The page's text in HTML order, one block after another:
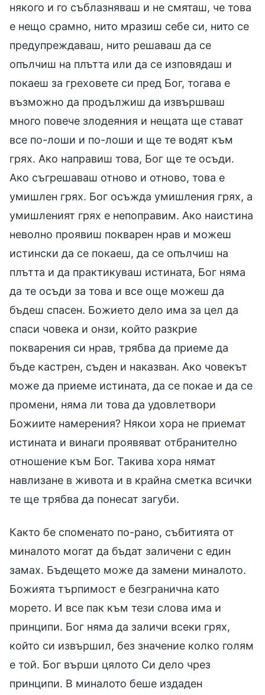
някого и го съблазняваш и не смяташ, че това
е нещо срамно, нито мразиш себе си, нито се
предупреждаваш, нито решаваш да се
опълчиш на плътта или да се изповядаш и
покаеш за греховете си пред Бог, тогава е
възможно да продължиш да извършваш
много повече злодеяния и нещата ще стават
все по-лоши и по-лоши и ще те водят към
грях. Ако направиш това, Бог ще те осъди.
Ако съгрешаваш отново и отново, това е
умишлен грях. Бог осъжда умишления грях, а
умишленият грях е непоправим. Ако наистина
неволно проявиш покварен нрав и можеш
истински да се покаеш, да се опълчиш на
плътта и да практикуваш истината, Бог няма
да те осъди за това и все още можеш да
бъдеш спасен. Божието дело има за цел да
спаси човека и онзи, който разкрие
покварения си нрав, трябва да приеме да
бъде кастрен, съден и наказван. Ако човекът
може да приеме истината, да се покае и да се
промени, няма ли това да удовлетвори
Божиите намерения? Някои хора не приемат
истината и винаги проявяват отбранително
отношение към Бог. Такива хора нямат
навлизане в живота и в крайна сметка всички
те ще трябва да понесат загуби.
Както бе споменато по-рано, събитията от
миналото могат да бъдат заличени с един
замах. Бъдещето може да замени миналото.
Божията търпимост е безгранична като
морето. И все пак към тези слова има и
принципи. Бог няма да заличи всеки грях,
който си извършил, без значение колко голям
е той. Бог върши цялото Си дело чрез
принципи. В миналото беше издаден